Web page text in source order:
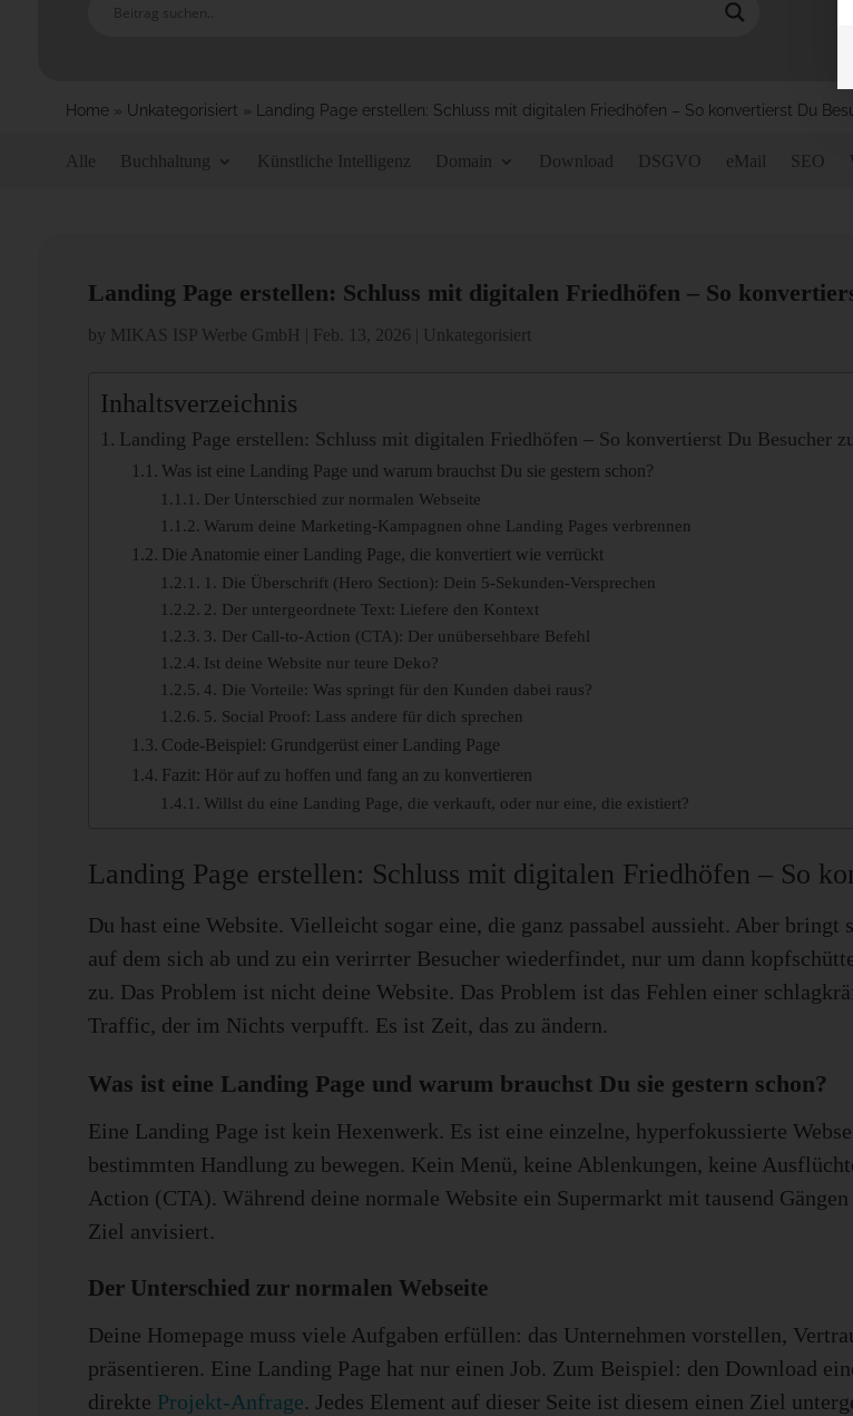
Home» Unkategorisiert » Landing Page erstellen: Schluss mit digitalen Friedhöfen – So konvertierst Du
Alle Buchhaltung Künstliche Intelligenz Domain Download DSGVO eMail SEO
Landing Page erstellen: Schluss mit digitalen Friedhöfen – So
by MIKAS ISP Werbe GmbH Feb. 13, 2026 Unkategorisiert
Inhaltsverzeichnis
Landing Page erstellen: Schluss mit digitalen Friedhöfen – So konvertierst Du Besucher
Was ist eine Landing Page und warum brauchst Du sie gestern schon?
Der Unterschied zur normalen Webseite
Warum deine Marketing-Kampagnen ohne Landing Pages verbrennen
Die Anatomie einer Landing Page, die konvertiert wie verrückt
1. Die Überschrift (Hero Section): Dein 5-Sekunden-Versprechen
2. Der untergeordnete Text: Liefere den Kontext
3. Der Call-to-Action (CTA): Der unübersehbare Befehl
Ist deine Website nur teure Deko?
4. Die Vorteile: Was springt für den Kunden dabei raus?
5. Social Proof: Lass andere für dich sprechen
Code-Beispiel: Grundgerüst einer Landing Page
Fazit: Hör auf zu hoffen und fang an zu konvertieren
Willst du eine Landing Page, die verkauft, oder nur eine, die existiert?
Landing Page erstellen: Schluss mit digitalen Friedhöfen – So
Du hast eine Website. Vielleicht sogar eine, die ganz passabel aussieht. Aber
auf dem sich ab und zu ein verirrter Besucher wiederfindet, nur um dann
zu. Das Problem ist nicht deine Website. Das Problem ist das Fehlen einer
Traffic, der im Nichts verpufft. Es ist Zeit, das zu ändern.
Was ist eine Landing Page und warum brauchst Du sie gestern schon?
Eine Landing Page ist kein Hexenwerk. Es ist eine einzelne, hyperfokussierte
bestimmten Handlung zu bewegen. Kein Menü, keine Ablenkungen, keine
Action (CTA). Während deine normale Website ein Supermarkt mit tausend
Ziel anvisiert.
Der Unterschied zur normalen Webseite
Deine Homepage muss viele Aufgaben erfüllen: das Unternehmen vorstellen,
präsentieren. Eine Landing Page hat nur einen Job. Zum Beispiel: den Download
direkte Projekt-Anfrage. Jedes Element auf dieser Seite ist diesem einen Ziel